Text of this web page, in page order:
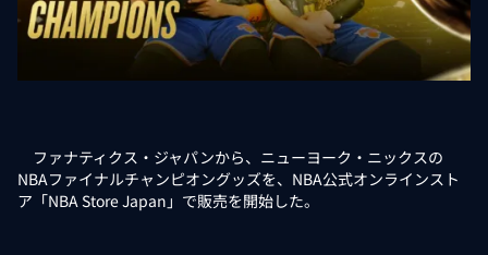
ファナティクス・ジャパンから、ニューヨーク・ニックスの
NBAファイナルチャンピオングッズを、NBA公式オンラインスト
ア「NBA Store Japan」で販売を開始した。